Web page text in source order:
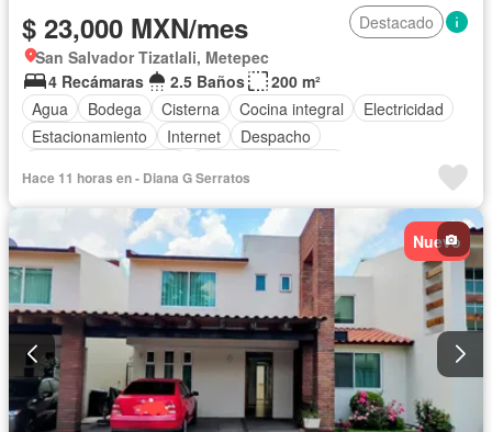
$ 23,000 MXN/mes
Destacado
San Salvador Tizatlali, Metepec
4 Recámaras
2.5 Baños
200 m²
Agua
Bodega Cisterna Cocina integral
Electricidad
Estacionamiento
Internet
Despacho
Permite mascotas
Permite niños
Hace 11 horas en - Diana G Serratos
Nuevo